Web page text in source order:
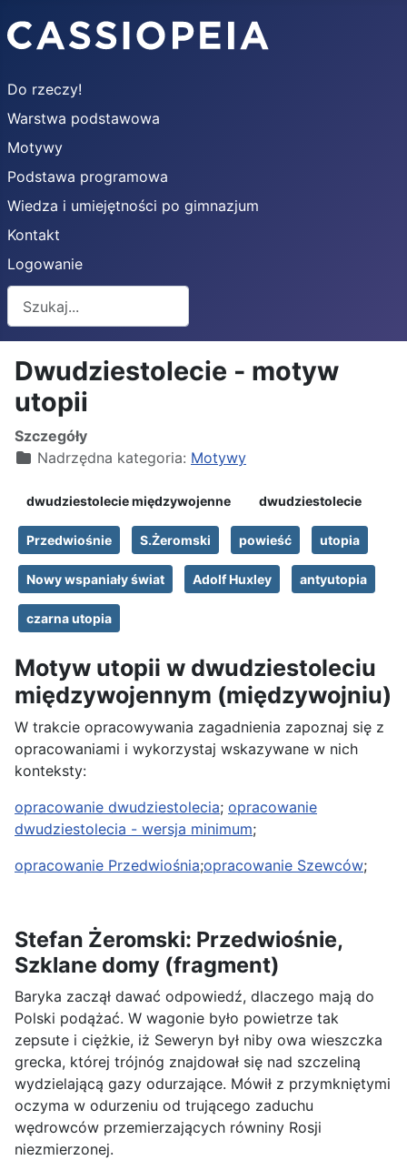
Do rzeczy!
Warstwa podstawowa
Motywy
Podstawa programowa
Wiedza i umiejętności po gimnazjum
Kontakt
Logowanie
Dwudziestolecie - motyw
utopii
Szczegóły
Nadrzędna kategoria: Motywy
dwudziestolecie międzywojenne dwudziestolecie
Przedwiośnie S.Żeromski powieść utopia
Nowy wspaniały świat Adolf Huxley antyutopia
czarna utopia
Motyw utopii w dwudziestoleciu
międzywojennym (międzywojniu)
W trakcie opracowywania zagadnienia zapoznaj się z
opracowaniami i wykorzystaj wskazywane w nich
konteksty:
opracowanie dwudziestolecia; opracowanie
dwudziestolecia - wersja minimum;
opracowanie Przedwiośnia;opracowanie Szewców;
Stefan Żeromski: Przedwiośnie,
Szklane domy (fragment)
Baryka zaczął dawać odpowiedź, dlaczego mają do
Polski podążać. W wagonie było powietrze tak
zepsute i ciężkie, iż Seweryn był niby owa wieszczka
grecka, której trójnóg znajdował się nad szczeliną
wydzielającą gazy odurzające. Mówił z przymkniętymi
oczyma w odurzeniu od trującego zaduchu
wędrowców przemierzających równiny Rosji
niezmierzonej.